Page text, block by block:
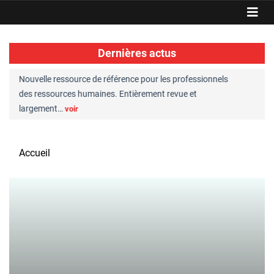
Dernières actus
Nouvelle ressource de référence pour les professionnels
des ressources humaines. Entièrement revue et
largement… voir
Accueil